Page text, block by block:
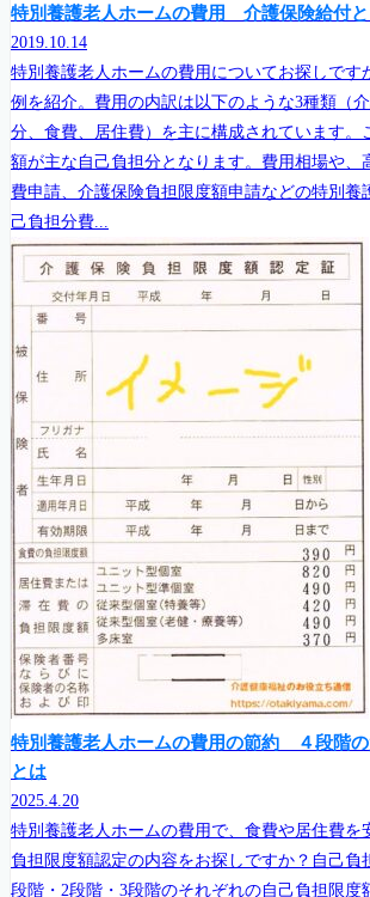
特別養護老人ホームの費用 介護保険給付
2019.10.14
特別養護老人ホームの費用についてお探しです
例を紹介。費用の内訳は以下のような3種類（
分、食費、居住費）を主に構成されています。
額が主な自己負担分となります。費用相場や、
費申請、介護保険負担限度額申請などの特別養
己負担分費...
特別養護老人ホームの費用の節約 ４段階
とは
2025.4.20
特別養護老人ホームの費用で、食費や居住費を
負担限度額認定の内容をお探しですか？自己負
段階・2段階・3段階のそれぞれの自己負担限度